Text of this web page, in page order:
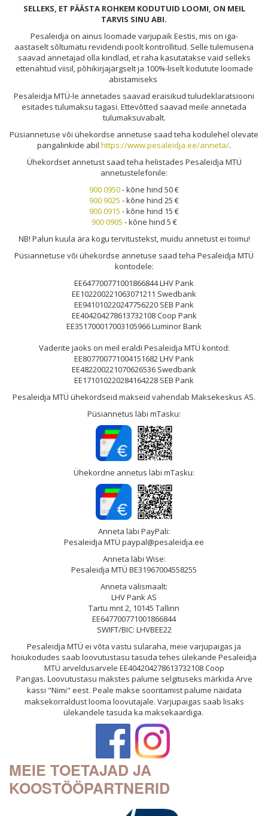
SELLEKS, ET PÄÄSTA ROHKEM KODUTUID LOOMI, ON MEIL
TARVIS SINU ABI.
Pesaleidja on ainus loomade varjupaik Eestis, mis on iga-
aastaselt sõltumatu revidendi poolt kontrollitud. Selle tulemusena
saavad annetajad olla kindlad, et raha kasutatakse vaid selleks
ettenähtud viisil, põhikirjajärgselt ja 100%-liselt kodutute loomade
abistamiseks
Pesaleidja MTÜ-le annetades saavad eraisikud tuludeklaratsiooni
esitades tulumaksu tagasi. Ettevõtted saavad meile annetada
tulumaksuvabalt.
Püsiannetuse või ühekordse annetuse saad teha kodulehel olevate
pangalinkide abil https://www.pesaleidja.ee/anneta/.
Ühekordset annetust saad teha helistades Pesaleidja MTÜ
annetustelefonile:
900 0950- kõne hind 50 €
900 9025 - kõne hind 25 €
900 0915 - kõne hind 15 €
900 0905 - kõne hind 5 €
NB! Palun kuula ära kogu tervitustekst, muidu annetust ei toimu!
Püsiannetuse või ühekordse annetuse saad teha Pesaleidja MTÜ
kontodele:
EE647700771001866844 LHV Pank
EE102200221063071211 Swedbank
EE941010220247756220 SEB Pank
EE404204278613732108 Coop Pank
EE351700017003105966 Luminor Bank
Vaderite jaoks on meil eraldi Pesaleidja MTÜ kontod:
EE807700771004151682 LHV Pank
EE482200221070626536 Swedbank
EE171010220284164228 SEB Pank
Pesaleidja MTÜ ühekordseid makseid vahendab Maksekeskus AS.
Püsiannetus läbi mTasku:
Ühekordne annetus läbi mTasku:
Anneta läbi PayPali:
Pesaleidja MTÜ paypal@pesaleidja.ee
Anneta läbi Wise:
Pesaleidja MTÜ BE31967004558255
Anneta välismaalt:
LHV Pank AS
Tartu mnt 2, 10145 Tallinn
EE647700771001866844
SWIFT/BIC: LHVBEE22
Pesaleidja MTÜ ei võta vastu sularaha, meie varjupaigas ja
hoiukodudes saab loovutustasu tasuda tehes ülekande Pesaleidja
MTÜ arveldusarvele EE404204278613732108 Coop
Pangas. Loovutustasu makstes palume selgituseks märkida Arve
kassi "Nimi" eest. Peale makse sooritamist palume näidata
maksekorraldust looma loovutajale. Varjupaigas saab lisaks
ülekandele tasuda ka maksekaardiga.
MEIE TOETAJAD JA
KOOSTÖÖPARTNERID